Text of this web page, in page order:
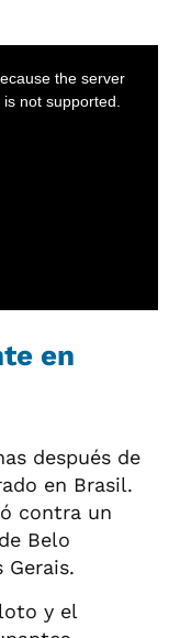
en
después de
en Brasil.
contra un
Belo
Gerais.
y el